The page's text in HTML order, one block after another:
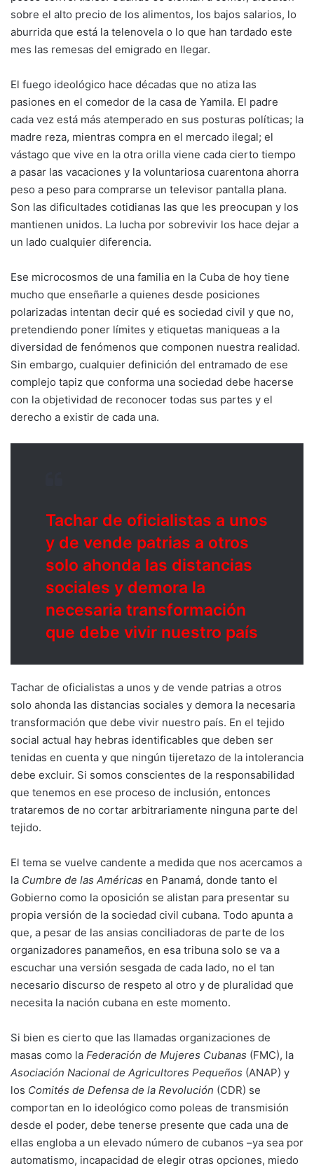
sobre el alto precio de los alimentos, los bajos salarios, lo
aburrida que está la telenovela o lo que han tardado este
mes las remesas del emigrado en llegar.
El fuego ideológico hace décadas que no atiza las
pasiones en el comedor de la casa de Yamila. El padre
cada vez está más atemperado en sus posturas políticas; la
madre reza, mientras compra en el mercado ilegal; el
vástago que vive en la otra orilla viene cada cierto tiempo
a pasar las vacaciones y la voluntariosa cuarentona ahorra
peso a peso para comprarse un televisor pantalla plana.
Son las dificultades cotidianas las que les preocupan y los
mantienen unidos. La lucha por sobrevivir los hace dejar a
un lado cualquier diferencia.
Ese microcosmos de una familia en la Cuba de hoy tiene
mucho que enseñarle a quienes desde posiciones
polarizadas intentan decir qué es sociedad civil y que no,
pretendiendo poner límites y etiquetas maniqueas a la
diversidad de fenómenos que componen nuestra realidad.
Sin embargo, cualquier definición del entramado de ese
complejo tapiz que conforma una sociedad debe hacerse
con la objetividad de reconocer todas sus partes y el
derecho a existir de cada una.
Tachar de oficialistas a unos
y de vende patrias a otros
solo ahonda las distancias
sociales y demora la
necesaria transformación
que debe vivir nuestro país
Tachar de oficialistas a unos y de vende patrias a otros
solo ahonda las distancias sociales y demora la necesaria
transformación que debe vivir nuestro país. En el tejido
social actual hay hebras identificables que deben ser
tenidas en cuenta y que ningún tijeretazo de la intolerancia
debe excluir. Si somos conscientes de la responsabilidad
que tenemos en ese proceso de inclusión, entonces
trataremos de no cortar arbitrariamente ninguna parte del
tejido.
El tema se vuelve candente a medida que nos acercamos a
la Cumbre de las Américas en Panamá, donde tanto el
Gobierno como la oposición se alistan para presentar su
propia versión de la sociedad civil cubana. Todo apunta a
que, a pesar de las ansias conciliadoras de parte de los
organizadores panameños, en esa tribuna solo se va a
escuchar una versión sesgada de cada lado, no el tan
necesario discurso de respeto al otro y de pluralidad que
necesita la nación cubana en este momento.
Si bien es cierto que las llamadas organizaciones de
masas como la Federación de Mujeres Cubanas (FMC), la
Asociación Nacional de Agricultores Pequeños (ANAP) y
los Comités de Defensa de la Revolución (CDR) se
comportan en lo ideológico como poleas de transmisión
desde el poder, debe tenerse presente que cada una de
ellas engloba a un elevado número de cubanos –ya sea por
automatismo, incapacidad de elegir otras opciones, miedo